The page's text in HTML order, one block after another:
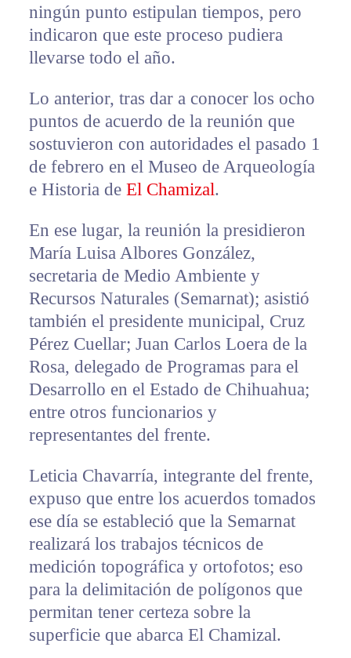
ningún punto estipulan tiempos, pero
indicaron que este proceso pudiera
llevarse todo el año.
Lo anterior, tras dar a conocer los ocho
puntos de acuerdo de la reunión que
sostuvieron con autoridades el pasado 1
de febrero en el Museo de Arqueología
e Historia de El Chamizal.
En ese lugar, la reunión la presidieron
María Luisa Albores González,
secretaria de Medio Ambiente y
Recursos Naturales (Semarnat); asistió
también el presidente municipal, Cruz
Pérez Cuellar; Juan Carlos Loera de la
Rosa, delegado de Programas para el
Desarrollo en el Estado de Chihuahua;
entre otros funcionarios y
representantes del frente.
Leticia Chavarría, integrante del frente,
expuso que entre los acuerdos tomados
ese día se estableció que la Semarnat
realizará los trabajos técnicos de
medición topográfica y ortofotos; eso
para la delimitación de polígonos que
permitan tener certeza sobre la
superficie que abarca El Chamizal.